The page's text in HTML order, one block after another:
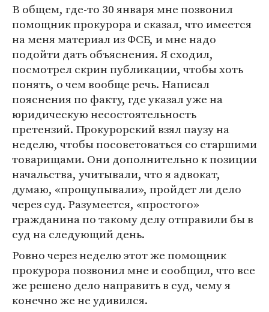
В общем, где-то 30 января мне позвонил
помощник прокурора и сказал, что имеется
на меня материал из ФСБ, и мне надо
подойти дать объяснения. Я сходил,
посмотрел скрин публикации, чтобы хоть
понять, о чем вообще речь. Написал
пояснения по факту, где указал уже на
юридическую несостоятельность
претензий. Прокурорский взял паузу на
неделю, чтобы посоветоваться со старшими
товарищами. Они дополнительно к позиции
начальства, учитывали, что я адвокат,
думаю, «прощупывали», пройдет ли дело
через суд. Разумеется, «простого»
гражданина по такому делу отправили бы в
суд на следующий день.
Ровно через неделю этот же помощник
прокурора позвонил мне и сообщил, что все
же решено дело направить в суд, чему я
конечно же не удивился.